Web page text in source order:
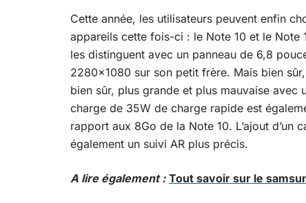
Cette année, les utilisateurs peuvent enfin
appareils cette fois-ci : le Note 10 et le Note
les distinguent avec un panneau de 6,8
2280×1080 sur son petit frère. Mais bien
bien sûr, plus grande et plus mauvaise
charge de 35W de charge rapide est
rapport aux 8Go de la Note 10. L’ajout d’un
également un suivi AR plus précis.
A lire également : Tout savoir sur le